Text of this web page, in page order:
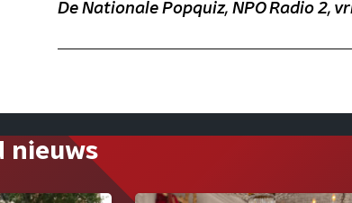
De Nationale Popquiz, NPO Radio 2,
nieuws